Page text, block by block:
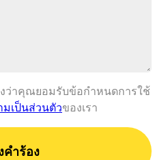
ว่าคุณยอมรับข้อกำหนดการใช้
มเป็นส่วนตัวของเรา
คำร้อง